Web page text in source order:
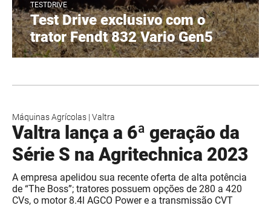
TESTDRIVE
Test Drive exclusivo com o
trator Fendt 832 Vario Gen5
Máquinas Agrícolas | Valtra
Valtra lança a 6ª geração da
Série S na Agritechnica 2023
A empresa apelidou sua recente oferta de alta potência
de “The Boss”; tratores possuem opções de 280 a 420
CVs, o motor 8.4l AGCO Power e a transmissão CVT